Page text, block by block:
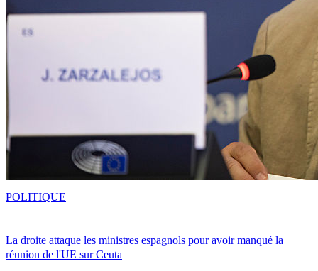
La droite attaque les ministres espagnols pour avoir manqué la
réunion de l'UE sur Ceuta
POLITIQUE